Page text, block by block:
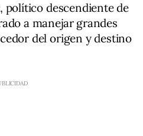
político descendiente de
a manejar grandes
del origen y destino